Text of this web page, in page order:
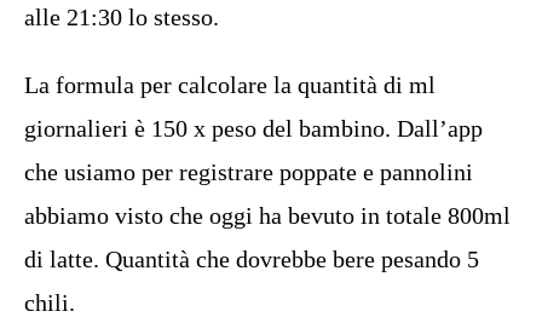
alle 21:30 lo stesso.
La formula per calcolare la quantità di ml
giornalieri è 150 x peso del bambino. Dall’app
che usiamo per registrare poppate e pannolini
abbiamo visto che oggi ha bevuto in totale 800ml
di latte. Quantità che dovrebbe bere pesando 5
chili.